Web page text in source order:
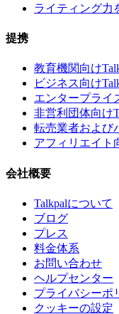
ライティング力
提携
教育機関向け
ビジネス向け
エンタープライ
非営利団体向け
転売業者および
アフィリエイト
会社概要
Talkpalについて
ブログ
プレス
料金体系
お問い合わせ
ヘルプセンター
プライバシーポ
クッキーの設定